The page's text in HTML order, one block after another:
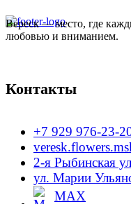
Вереск — место, где
любовью и вниманием.
Контакты
+7 929 976-23-
2-я Рыбинская
ул. Марии
MAX